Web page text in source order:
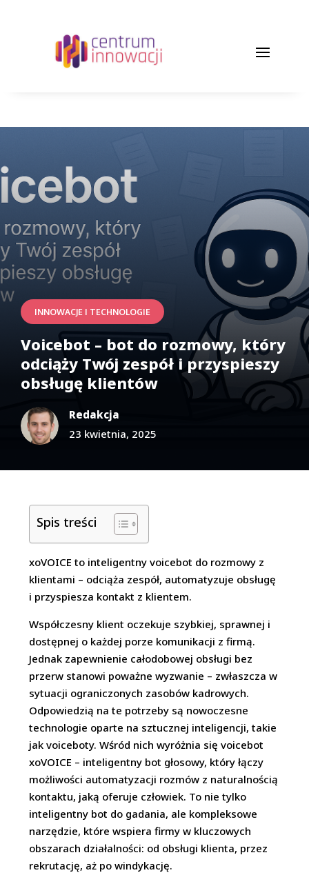
INNOWACJE I TECHNOLOGIE
Voicebot – bot do rozmowy, który
odciąży Twój zespół i przyspieszy
obsługę klientów
Redakcja
23 kwietnia, 2025
Spis treści
xoVOICE to inteligentny voicebot do rozmowy z
klientami – odciąża zespół, automatyzuje obsługę
i przyspiesza kontakt z klientem.
Współczesny klient oczekuje szybkiej, sprawnej i
dostępnej o każdej porze komunikacji z firmą.
Jednak zapewnienie całodobowej obsługi bez
przerw stanowi poważne wyzwanie – zwłaszcza w
sytuacji ograniczonych zasobów kadrowych.
Odpowiedzią na te potrzeby są nowoczesne
technologie oparte na sztucznej inteligencji, takie
jak voiceboty. Wśród nich wyróżnia się voicebot
xoVOICE – inteligentny bot głosowy, który łączy
możliwości automatyzacji rozmów z naturalnością
kontaktu, jaką oferuje człowiek. To nie tylko
inteligentny bot do gadania, ale kompleksowe
narzędzie, które wspiera firmy w kluczowych
obszarach działalności: od obsługi klienta, przez
rekrutację, aż po windykację.